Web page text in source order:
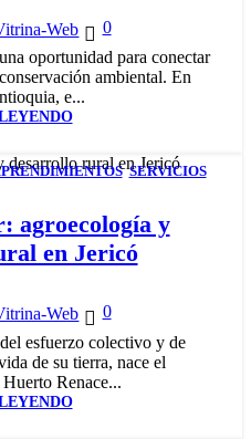
Web
0
oportunidad para conectar
ambiental. En
e...
,SERVICIOS
agroecología y
en Jericó
Web
0
esfuerzo colectivo y de
de su tierra, nace el
Renace...